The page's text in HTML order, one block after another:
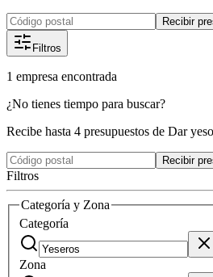
Recibir
Filtros
1 empresa encontrada
¿No tienes tiempo para buscar?
Recibe hasta 4 presupuestos de Dar
Recibir
Filtros
Categoría y Zona
Categoría
Zona